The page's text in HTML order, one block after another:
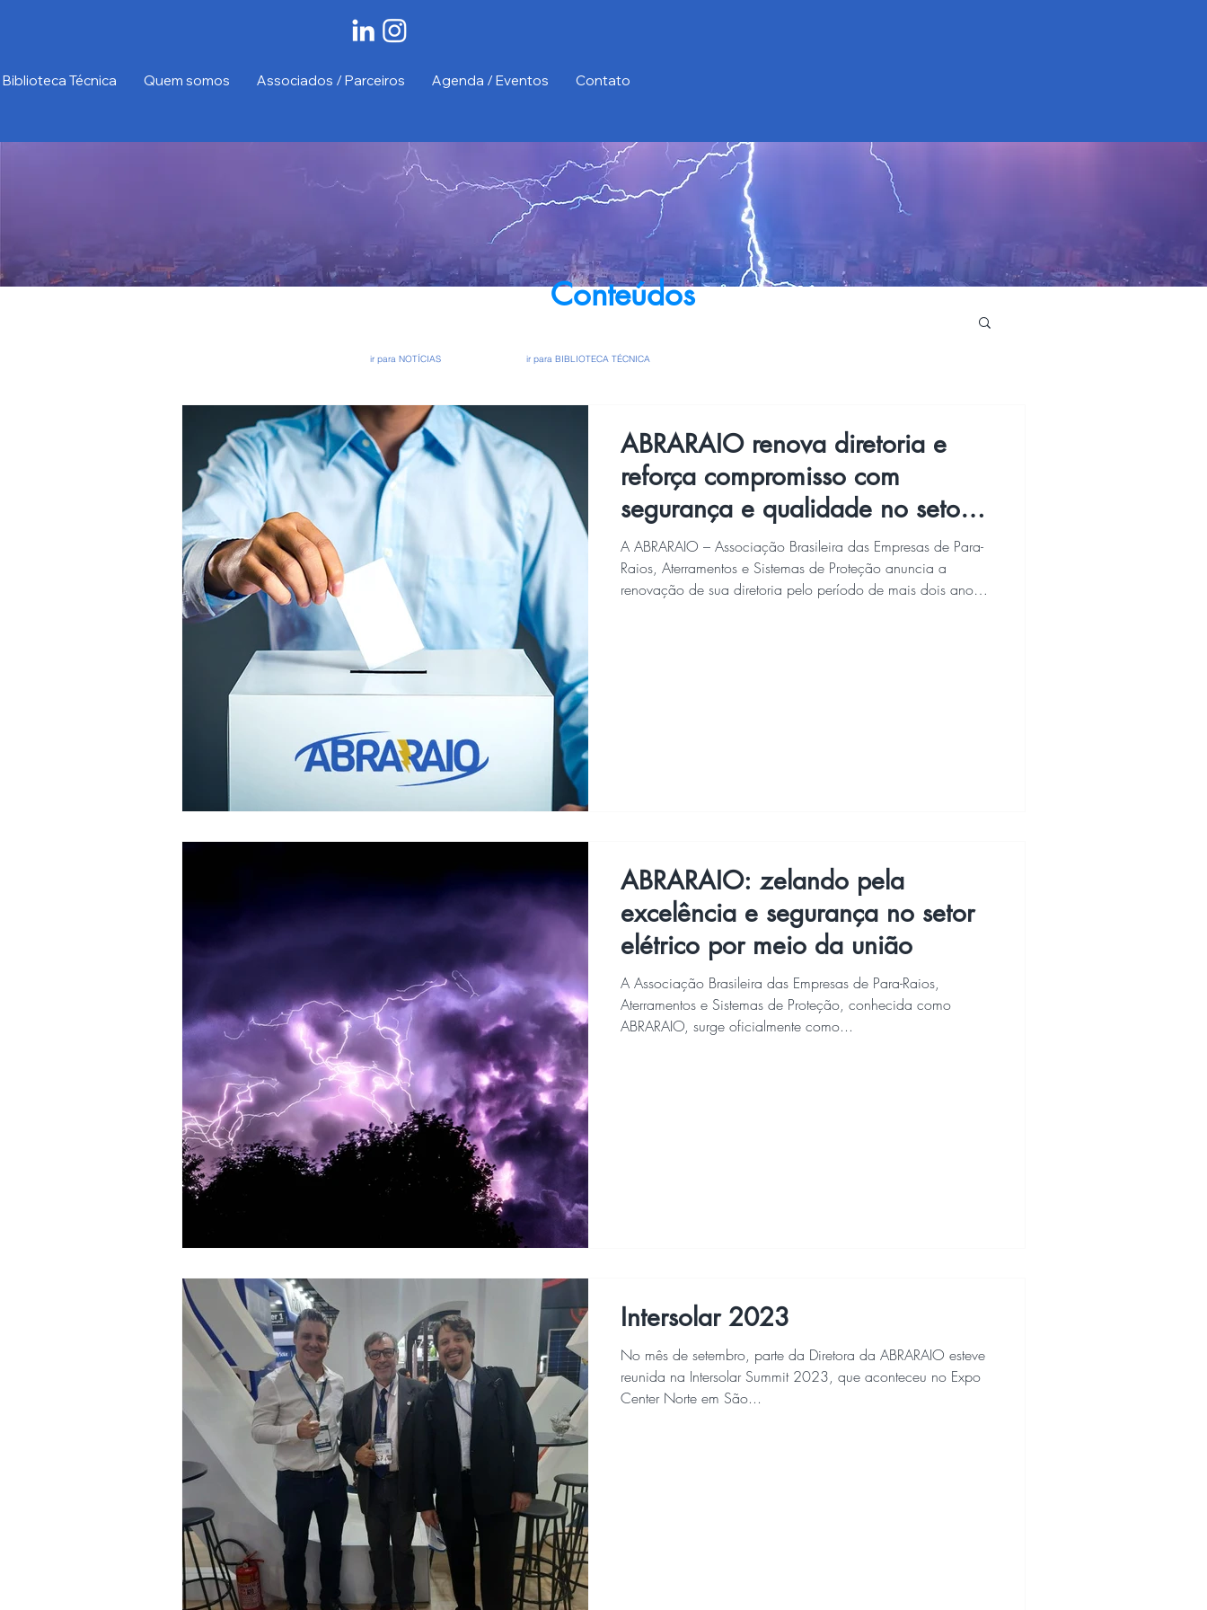
Biblioteca Técnica Quem somos Associados / Parceiros Agenda / Eventos Contato
ABRARAIO renova diretoria e
reforça compromisso com
segurança e qualidade no setor
elétrico
A ABRARAIO – Associação Brasileira das Empresas de Para-
Raios, Aterramentos e Sistemas de Proteção anuncia a
renovação de sua diretoria pelo período de mais dois anos,
ABRARAIO: zelando pela
excelência e segurança no setor
elétrico por meio da união
A Associação Brasileira das Empresas de Para-Raios,
Aterramentos e Sistemas de Proteção, conhecida como
ABRARAIO, surge oficialmente como...
Intersolar 2023
No mês de setembro, parte da Diretora da ABRARAIO esteve
reunida na Intersolar Summit 2023, que aconteceu no Expo
Center Norte em São...
Conteúdos
ir para BIBLIOTECA TÉCNICA
ir para NOTÍCIAS